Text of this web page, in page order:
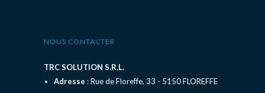
NOUS CONTACTER
TRC SOLUTION S.R.L.
Adresse : Rue de Floreffe, 33 - 5150 FLOREFFE